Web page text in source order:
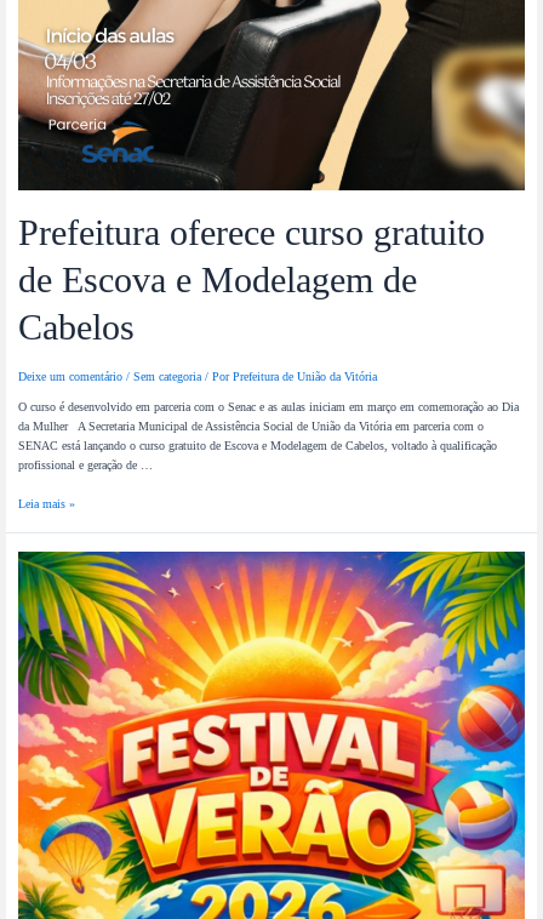
Prefeitura oferece curso gratuito
de Escova e Modelagem de
Cabelos
Deixe um comentário /Sem categoria / PorPrefeitura de União da Vitória
O curso é desenvolvido em parceria com o Senac e as aulas iniciam em março em comemoração ao Dia
da Mulher A Secretaria Municipal de Assistência Social de União da Vitória em parceria com o
SENAC está lançando o curso gratuito de Escova e Modelagem de Cabelos, voltado à qualificação
profissional e geração de …
Leia mais »